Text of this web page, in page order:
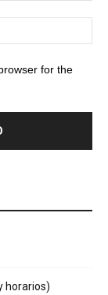
for the
horarios)